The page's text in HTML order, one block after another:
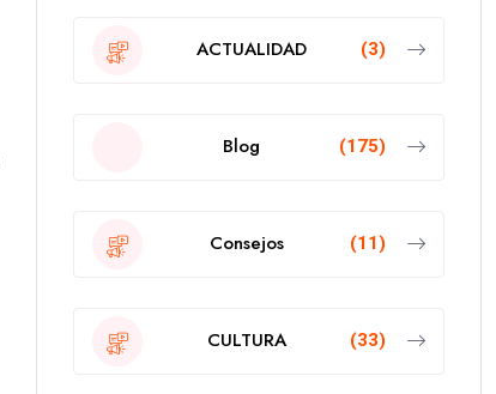
ACTUALIDAD (3)
Blog (175)
Consejos (11)
CULTURA (33)